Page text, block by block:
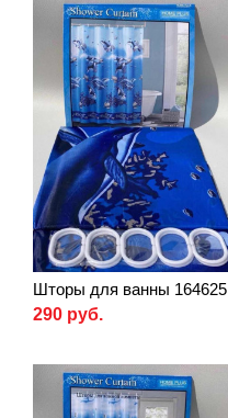
Шторы для ванны 164625
290 руб.